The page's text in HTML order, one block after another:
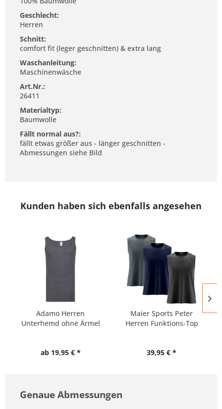
Geschlecht:
Herren
Schnitt:
comfort fit (leger geschnitten) & extra lang
Waschanleitung:
Maschinenwäsche
Art.Nr.:
26411
Materialtyp:
Baumwolle
Fällt normal aus?:
fällt etwas größer aus - länger geschnitten -
Abmessungen siehe Bild
Kunden haben sich ebenfalls angesehen
Adamo Herren
Unterhemd ohne Ärmel
ab 19,95 € *
Maier Sports Peter
Herren Funktions-Top
39,95 € *
Genaue Abmessungen